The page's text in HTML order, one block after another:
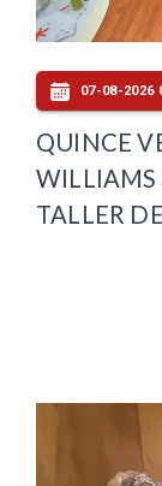
07-08-2026
QUINCE
WILLIAMS
TALLER